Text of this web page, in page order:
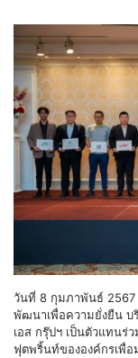
วันที่ 8 กุมภาพันธ์ 2567
พัฒนาเพื่อความยั่งยืน บ
เอส กรุ๊ปฯ เป็นตัวแทนร่
ฟุตพริ้นท์ขององค์กรเพื่อ